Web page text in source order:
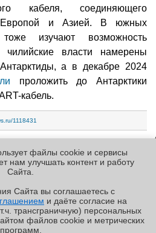
✖
кабеля, соединяющего
и Азией. В южных
изучают возможность
власти намерены
а в декабре 2024
проложить до Антарктики
кабель.
1118431
Следующие новости »
файлы cookie и сервисы
нам улучшать контент и работу
Cайта.
Cайта вы соглашаетесь с
и даёте согласие на
трансграничную) персональных
файлов cookie и метрических
программ.